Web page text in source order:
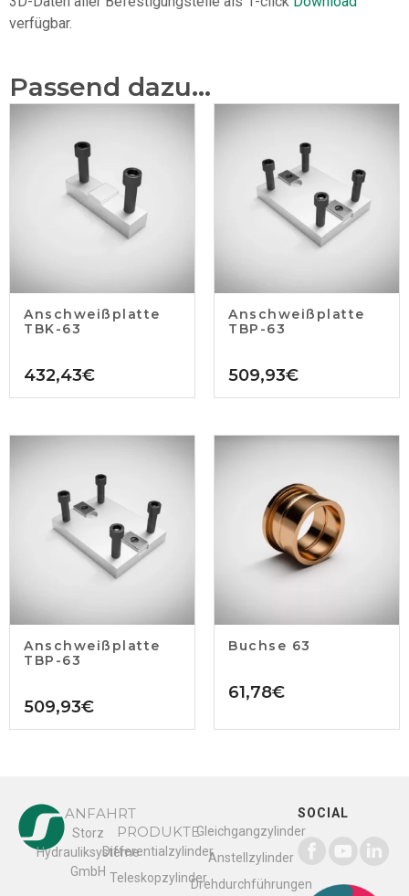
verfügbar.
Passend dazu...
Anschweißplatte
TBK-63
432,43€
Anschweißplatte
TBP-63
509,93€
Anschweißplatte
TBP-63
509,93€
Buchse 63
61,78€
ANFAHRT
Storz
Hydrauliksysteme
GmbH
PRODUKTE
Differentialzylinder
Teleskopzylinder
Gleichgangzylinder
Anstellzylinder
Drehdurchführungen
SOCIAL